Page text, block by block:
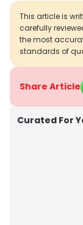
This article is
carefully
the most
standards of
Share Article
Curated For